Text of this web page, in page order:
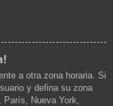
a otra zona horaria. Si
y defina su zona
Nueva York,